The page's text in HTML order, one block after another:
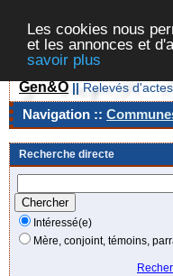
Les cookies nous
et les annonces et
savoir plus
Gen&O || Relevés
Navigation ::
Recherche directe
Intéressé(e)
Mère, conjoint, témoins,